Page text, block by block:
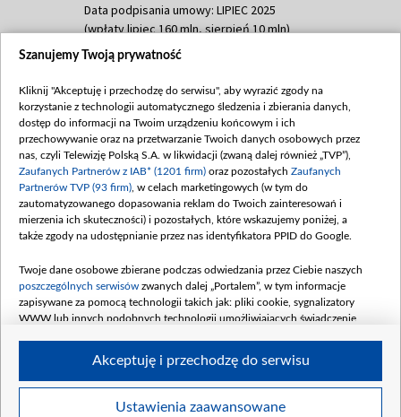
Data podpisania umowy: LIPIEC 2025
(wpłaty lipiec 160 mln, sierpień 10 mln)
Dofinansowanie 60 000 000,00 PLN
(wpłata wrzesień 60 mln)
Dofinansowanie 635 783 051,21 PLN
Data podpisania umowy: WRZESIEŃ 2025
(wpłata wrzesień 100 mln, październik 350
mln, listopad 265 mln)
Dofinansowanie 48 862 000,00 PLN
Data podpisania umowy: GRUDZIEŃ 2025
Dofinansowanie 900 000 000,00 PLN
Data podpisania umowy: LUTY 2026 (wpłata
26 lutego 80 mln, 4 marca 370 mln,8
czerwca 90 mln)
Szanujemy Twoją prywatność
Kliknij "Akceptuję i przechodzę do serwisu", aby wyrazić zgody na
korzystanie z technologii automatycznego śledzenia i zbierania danych,
dostęp do informacji na Twoim urządzeniu końcowym i ich
przechowywanie oraz na przetwarzanie Twoich danych osobowych przez
nas, czyli Telewizję Polską S.A. w likwidacji (zwaną dalej również „TVP”),
Zaufanych Partnerów z IAB* (1201 firm) oraz pozostałych Zaufanych
Partnerów TVP (93 firm) , w celach marketingowych (w tym do
zautomatyzowanego dopasowania reklam do Twoich zainteresowań i
mierzenia ich skuteczności) i pozostałych, które wskazujemy poniżej, a
także zgody na udostępnianie przez nas identyfikatora PPID do Google.
Twoje dane osobowe zbierane podczas odwiedzania przez Ciebie naszych
poszczególnych serwisów zwanych dalej „Portalem”, w tym informacje
zapisywane za pomocą technologii takich jak: pliki cookie, sygnalizatory
WWW lub innych podobnych technologii umożliwiających świadczenie
Twoje dane osobowe zbierane podczas odwiedzania przez Ciebie
Ustawienia zaawansowane
Akceptuję i przechodzę do serwisu